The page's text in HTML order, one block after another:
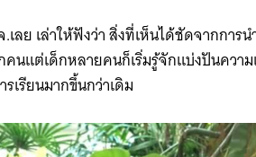
ย เล่าให้ฟังว่า ​สิ่งที่เห็นได้ชัดจากการ
นแต่เด็กหลายคนก็เริ่มรู้จักแบ่งปันควา
เรียนมากขึ้นกว่าเดิม